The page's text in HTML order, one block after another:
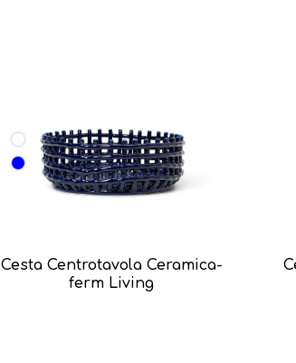
Cesta Centrotavola Ceramica-
ferm Living